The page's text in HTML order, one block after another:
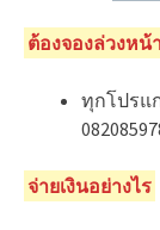
ต้องจองล่วงหน้
ทุกโปรแ
จ่ายเงินอย่างไร